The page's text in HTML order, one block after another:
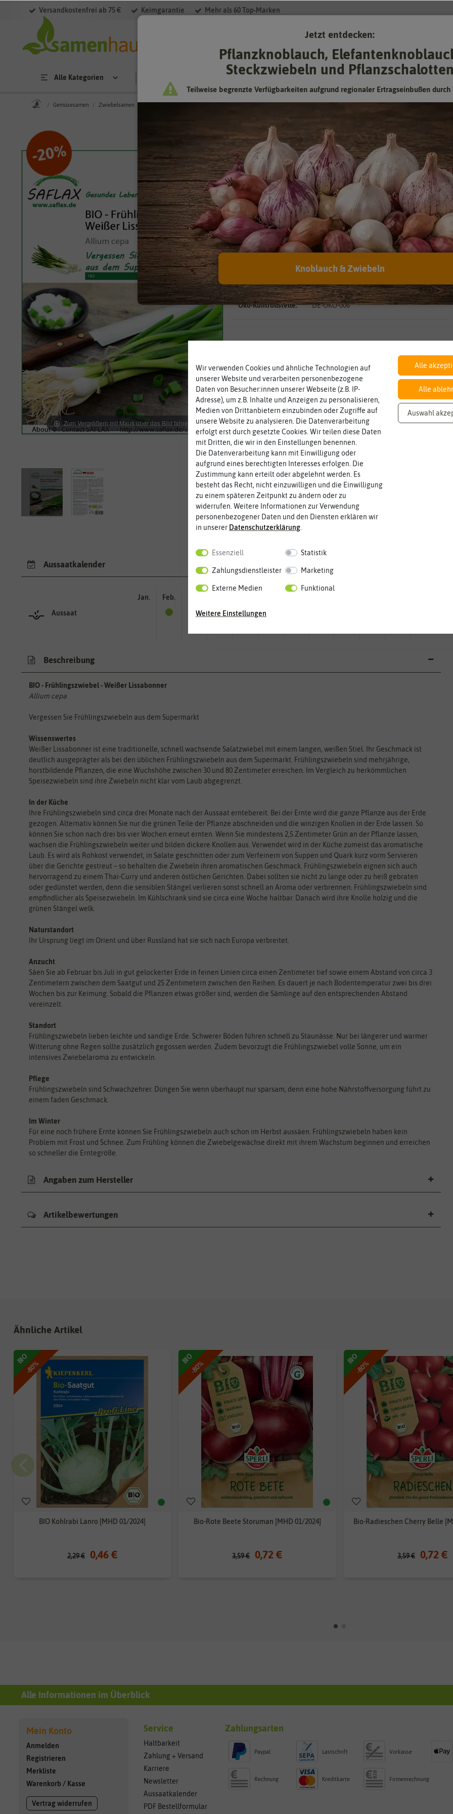
Versandkostenfrei ab 75 € Keimgarantie Mehr als 60 Top-Marken
Alle Kategorien
Gemüsesamen Zwiebelsamen
Zum Vergrößern mit Maus über das Bild fahren
-20%
BIO Frühlingszwiebel Weißer
Lissabonner [MHD 10/2026]
Vergessen Sie Frühlingszwiebeln aus dem Supermarkt
Mindesthaltbarkeitsdatum (MHD) überschritten oder
fast erreicht:
Kann man abgelaufenes Saatgut trotzdem noch
verwenden?
Saflax
EAN:
4055473186016
Öko-Kontrollstelle:
DE-ÖKO-006
Verordnung
den Richtlinien der biologischen 150 KornWie viel ist enthalten
Haltbarkeit
min. 10/2026
Zeitpunkt, bis zu dem das Saat-
und Pflanzgut sehr gut keimen
sollte. Standort
sonnig
Wie viel Licht benötigt die
Pflanze? (schattig, halbschattig,
sonnig, vollsonnig)
Fruchtfarbe
grün
Die Farbe der reifen Frucht, die
sie nach dem Reifungsprozess hat.
Aussaatkalender
Aussaat
Jan. Feb.
Beschreibung
BIO - Frühlingszwiebel - Weißer Lissabonner
Allium cepa
Vergessen Sie Frühlingszwiebeln aus dem Supermarkt
Wissenswertes
Weißer Lissabonner ist eine traditionelle, schnell wachsende Salatzwiebel mit einem langen, weißen Stiel. Ihr Geschmack ist
deutlich ausgeprägter als bei den üblichen Frühlingszwiebeln aus dem Supermarkt. Frühlingszwiebeln sind mehrjährige,
horstbildende Pflanzen, die eine Wuchshöhe zwischen 30 und 80 Zentimeter erreichen. Im Vergleich zu herkömmlichen
Speisezwiebeln sind ihre Zwiebeln nicht klar vom Laub abgegrenzt.
In der Küche
Ihre Frühlingszwiebeln sind circa drei Monate nach der Aussaat erntebereit. Bei der Ernte wird die ganze Pflanze aus der Erde
gezogen. Alternativ können Sie nur die grünen Teile der Pflanze abschneiden und die winzigen Knollen in der Erde lassen. So
können Sie schon nach drei bis vier Wochen erneut ernten. Wenn Sie mindestens 2,5 Zentimeter Grün an der Pflanze lassen,
wachsen die Frühlingszwiebeln weiter und bilden dickere Knollen aus. Verwendet wird in der Küche zumeist das aromatische
Laub. Es wird als Rohkost verwendet, in Salate geschnitten oder zum Verfeinern von Suppen und Quark kurz vorm Servieren
über die Gerichte gestreut – so behalten die Zwiebeln ihren aromatischen Geschmack. Frühlingszwiebeln eignen sich auch
hervorragend zu einem Thai-Curry und anderen östlichen Gerichten. Dabei sollten sie nicht zu lange oder zu heiß gebraten
oder gedünstet werden, denn die sensiblen Stängel verlieren sonst schnell an Aroma oder verbrennen. Frühlingszwiebeln sind
empfindlicher als Speisezwiebeln. Im Kühlschrank sind sie circa eine Woche haltbar. Danach wird ihre Knolle holzig und die
grünen Stängel welk.
Naturstandort
Ihr Ursprung liegt im Orient und über Russland hat sie sich nach Europa verbreitet.
Anzucht
Säen Sie ab Februar bis Juli in gut gelockerter Erde in feinen Linien circa einen Zentimeter tief sowie einem Abstand von circa 3
Zentimetern zwischen dem Saatgut und 25 Zentimetern zwischen den Reihen. Es dauert je nach Bodentemperatur zwei bis drei
Wochen bis zur Keimung. Sobald die Pflanzen etwas größer sind, werden die Sämlinge auf den entsprechenden Abstand
vereinzelt.
Standort
Frühlingszwiebeln lieben leichte und sandige Erde. Schwerer Böden führen schnell zu Staunässe. Nur bei längerer und warmer
Witterung ohne Regen sollte zusätzlich gegossen werden. Zudem bevorzugt die Frühlingszwiebel volle Sonne, um ein
intensives Zwiebelaroma zu entwickeln.
Pflege
Frühlingszwiebeln sind Schwachzehrer. Düngen Sie wenn überhaupt nur sparsam, denn eine hohe Nährstoffversorgung führt zu
einem faden Geschmack.
Im Winter
Für eine noch frühere Ernte können Sie Frühlingszwiebeln auch schon im Herbst aussäen. Frühlingszwiebeln haben kein
Problem mit Frost und Schnee. Zum Frühling können die Zwiebelgewächse direkt mit ihrem Wachstum beginnen und erreichen
so schneller die Erntegröße.
Angaben zum Hersteller
Artikelbewertungen
Ähnliche Artikel
-80%
BIO
BIO Kohlrabi Lanro [MHD 01/2024]
2,29 € 0,46 €
-80%
BIO
Bio-Rote Beete Storuman [MHD 01/2024]
3,59 € 0,72 €
-80%
BIO
Bio-Radieschen Cherry Belle
3,59 € 0,72 €
Alle Informationen im Überblick
Mein Konto
Anmelden
Registrieren
Merkliste
Warenkorb / Kasse
Vertrag widerrufen
Service
Haltbarkeit
Zahlung + Versand
Karriere
Newsletter
Aussaatkalender
PDF Bestellformular
Zahlungsarten
Paypal Lastschrift Vorkasse
Rechnung Kreditkarte Firmenrechnung
Wir verwenden Cookies und ähnliche Technologien auf
unserer Website und verarbeiten personenbezogene
Daten von Besucher:innen unserer Webseite (z.B. IP-
Adresse), um z.B. Inhalte und Anzeigen zu personalisieren,
Medien von Drittanbietern einzubinden oder Zugriffe auf
unsere Website zu analysieren. Die Datenverarbeitung
erfolgt erst durch gesetzte Cookies. Wir teilen diese Daten
mit Dritten, die wir in den Einstellungen benennen.
Die Datenverarbeitung kann mit Einwilligung oder
aufgrund eines berechtigten Interesses erfolgen. Die
Zustimmung kann erteilt oder abgelehnt werden. Es
besteht das Recht, nicht einzuwilligen und die Einwilligung
zu einem späteren Zeitpunkt zu ändern oder zu
widerrufen. Weitere Informationen zur Verwendung
personenbezogener Daten und den Diensten erklären wir
in unserer Daten­schutz­erklärung
Essenziell Statistik
Zahlungsdienstleister Marketing
Externe Medien Funktional
Weitere Einstellungen
Alle
Alle
Auswahl
Jetzt entdecken:
Pflanzknoblauch,
Steckzwiebeln und
Teilweise begrenzte Verfügbarkeiten aufgrund regionaler Ertragseinbußen durch
Knoblauch & Zwiebeln